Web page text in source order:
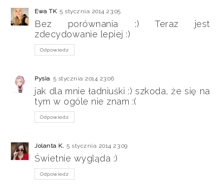
Ewa TK 5 stycznia 2014 23:05
Bez porównania :) Teraz jest
zdecydowanie lepiej :)
Odpowiedz
Pysia 5 stycznia 2014 23:06
jak dla mnie ładniuśki :) szkoda, że się na
tym w ogóle nie znam :(
Odpowiedz
Jolanta K. 5 stycznia 2014 23:09
Świetnie wygląda :)
Odpowiedz